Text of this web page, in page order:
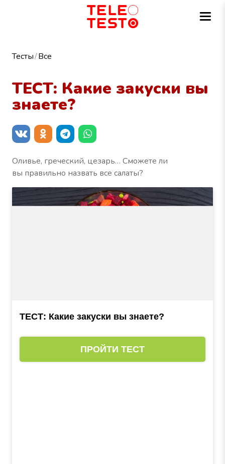
Тесты Все
ТЕСТ: Какие закуски вы
знаете?
Оливье, греческий, цезарь… Сможете ли
вы правильно назвать все салаты?